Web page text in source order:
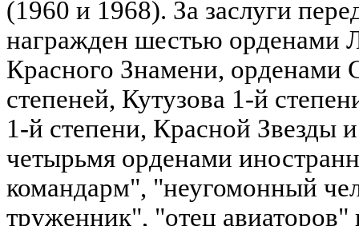
(1960 и 1968). За заслуги
награжден шестью орденами
Красного Знамени, орденами
степеней, Кутузова 1-й
1-й степени, Красной Звезды
четырьмя орденами
командарм", "неугомонный
труженник", "отец